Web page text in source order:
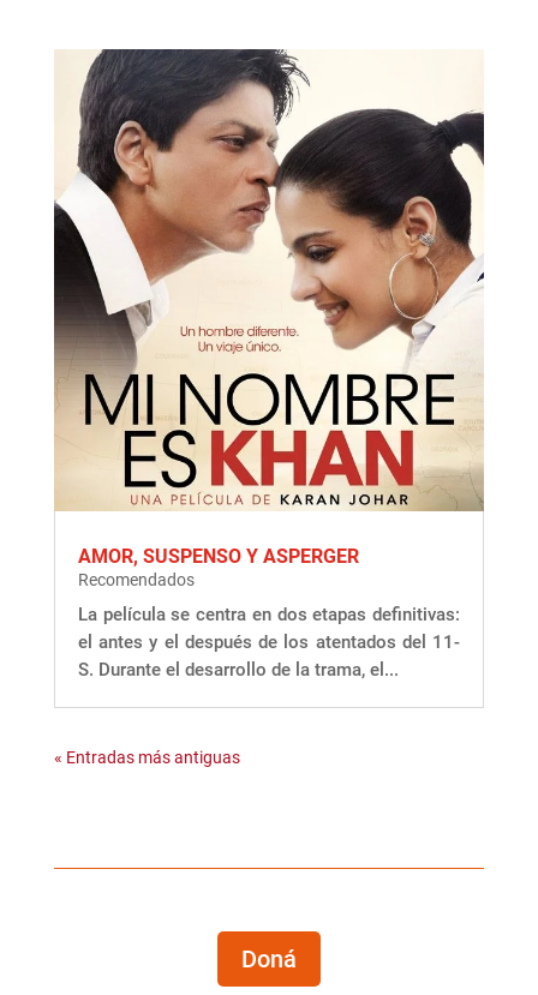
AMOR, SUSPENSO Y ASPERGER
Recomendados
La película se centra en dos etapas definitivas:
el antes y el después de los atentados del 11-
S. Durante el desarrollo de la trama, el...
« Entradas más antiguas
Doná